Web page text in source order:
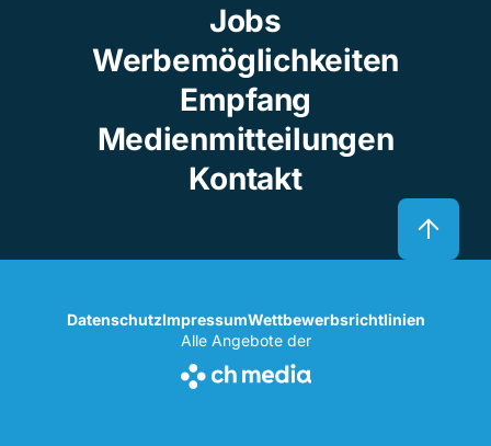
Jobs
Werbemöglichkeiten
Empfang
Medienmitteilungen
Kontakt
DatenschutzImpressumWettbewerbsrichtlinien
Alle Angebote der